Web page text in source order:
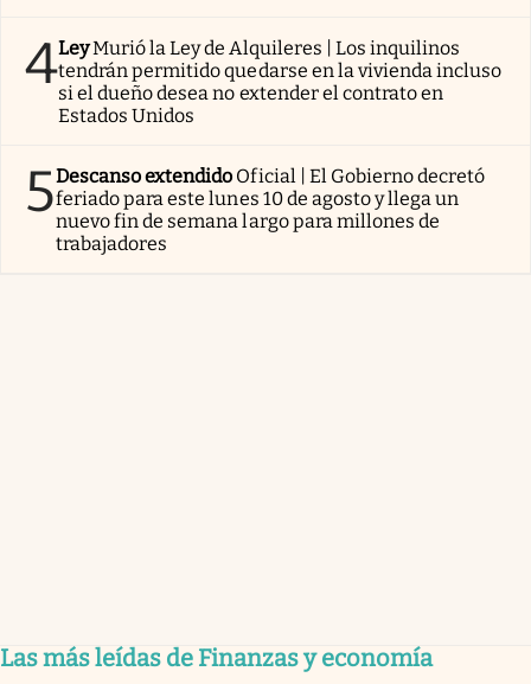
4LeyMurió la Ley de Alquileres | Los inquilinos
tendrán permitido quedarse en la vivienda incluso
si el dueño desea no extender el contrato en
Estados Unidos
5Descanso extendido Oficial | El Gobierno decretó
feriado para este lunes 10 de agosto y llega un
nuevo fin de semana largo para millones de
trabajadores
Las más leídas de Finanzas y economía